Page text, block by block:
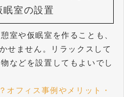
眠室の設置
室や仮眠室を作ることも、
せません。リラックスして
などを設置してもよいでし
オフィス事例やメリット・